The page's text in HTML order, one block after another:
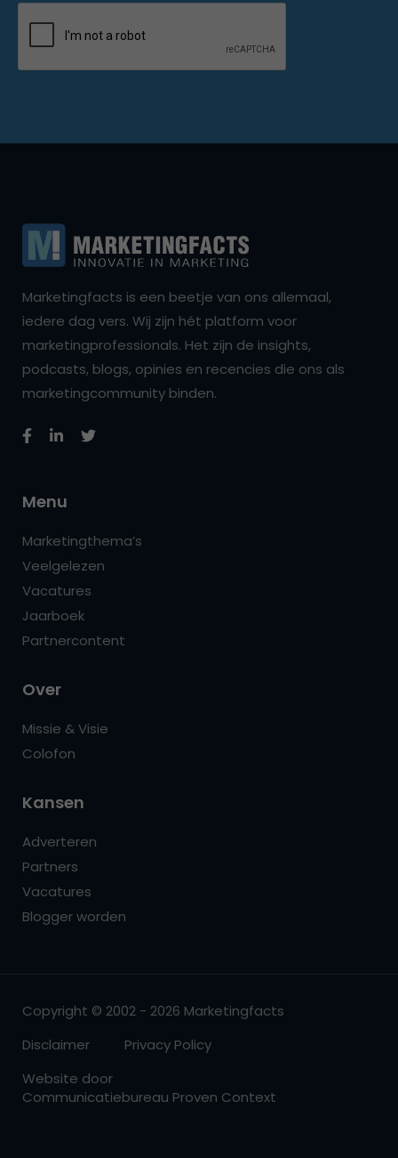
Marketingfacts is een beetje van ons allemaal,
iedere dag vers. Wij zijn hét platform voor
marketingprofessionals. Het zijn de insights,
podcasts, blogs, opinies en recencies die ons als
marketingcommunity binden.
Menu
Marketingthema’s
Veelgelezen
Vacatures
Jaarboek
Partnercontent
Over
Missie & Visie
Colofon
Kansen
Adverteren
Partners
Vacatures
Blogger worden
Copyright © 2002 - 2026 Marketingfacts
Disclaimer
Privacy Policy
Website door
Communicatiebureau Proven Context